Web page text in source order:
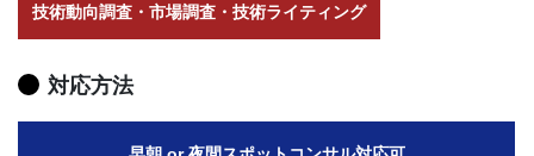
技術動向調査・市場調査・技術ライティング
対応方法